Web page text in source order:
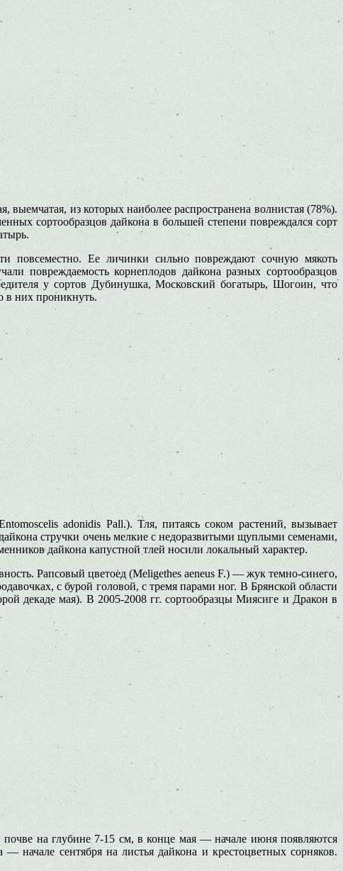
выемчатая, из которых наиболее распространена волнистая (78%).
сортообразцов дайкона в большей степени повреждался сорт
повсеместно. Ее личинки сильно повреждают сочную мякоть
повреждаемость корнеплодов дайкона разных сортообразцов
у сортов Дубинушка, Московский богатырь, Шогоин, что
в них проникнуть.
adonidis Pall.). Тля, питаясь соком растений, вызывает
стручки очень мелкие с недоразвитыми щуплыми семенами,
дайкона капустной тлей носили локальный характер.
Рапсовый цветоед (Meligethes aeneus F.) — жук темно-синего,
с бурой головой, с тремя парами ног. В Брянской области
декаде мая). В 2005-2008 гг. сортообразцы Миясиге и Дракон в
на глубине 7-15 см, в конце мая — начале июня появляются
начале сентября на листья дайкона и крестоцветных сорняков.